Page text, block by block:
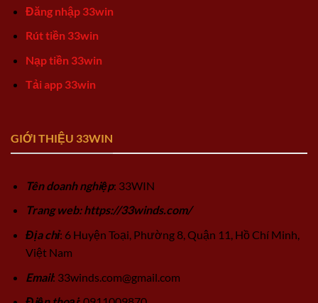
Đăng nhập 33win
Rút tiền 33win
Nạp tiền 33win
Tải app 33win
GIỚI THIỆU 33WIN
Tên doanh nghiệp: 33WIN
Trang web: https://33winds.com/
Địa chỉ: 6 Huyện Toại, Phường 8, Quận 11, Hồ Chí Minh,
Việt Nam
Email: 33winds.com@gmail.com